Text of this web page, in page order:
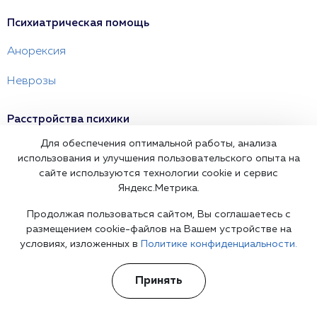
Психиатрическая помощь
Анорексия
Неврозы
Расстройства психики
Шизофрения
Панические атаки
Невротические расстройства
Психологическая помощь
Семейный психолог
Для обеспечения оптимальной работы, анализа
использования и улучшения пользовательского опыта на
сайте используются технологии cookie и сервис
Яндекс.Метрика.
Продолжая пользоваться сайтом, Вы соглашаетесь с
размещением cookie-файлов на Вашем устройстве на
условиях, изложенных в
Политике конфиденциальности.
Принять